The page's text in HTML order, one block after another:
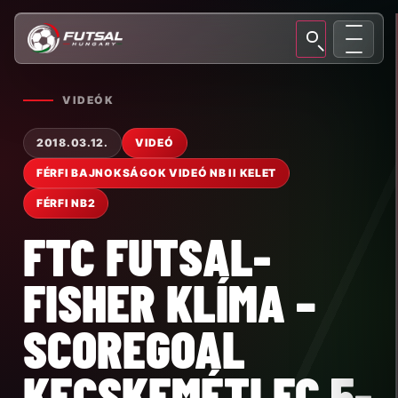
VIDEÓK
2018.03.12. VIDEÓ
FÉRFI BAJNOKSÁGOK VIDEÓ NB II KELET
FÉRFI NB2
FTC FUTSAL-
FISHER KLÍMA –
SCOREGOAL